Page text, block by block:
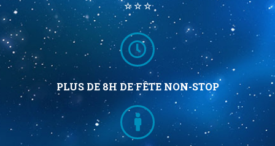
☆ ☆ ☆
PLUS DE 8H DE FÊTE NON-STOP